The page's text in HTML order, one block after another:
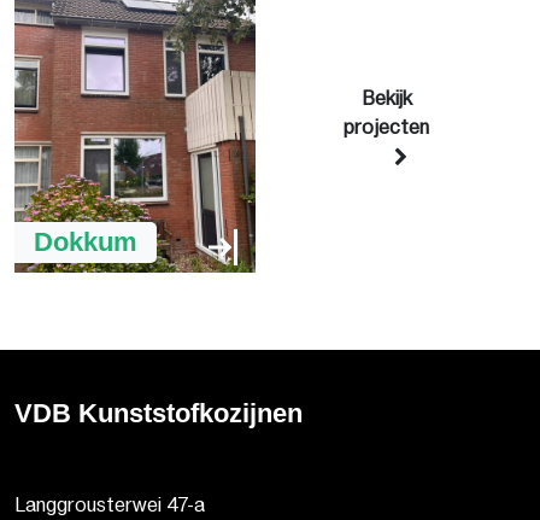
Dokkum
Bekijk
projecten
VDB Kunststofkozijnen
Langgrousterwei 47-a